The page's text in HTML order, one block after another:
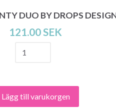
DUO BY DROPS
121.00 SEK
Lägg till varukorgen